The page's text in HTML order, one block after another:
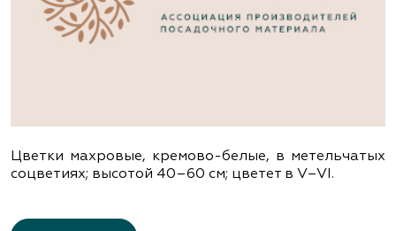
Цветки махровые, кремово-белые, в метельчатых
соцветиях; высотой 40–60 см; цветет в V–VІ.